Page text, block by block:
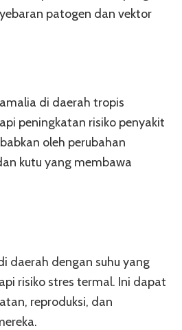
patogen dan vektor
di daerah tropis
peningkatan risiko penyakit
oleh perubahan
kutu yang membawa
daerah dengan suhu yang
risiko stres termal. Ini dapat
reproduksi, dan